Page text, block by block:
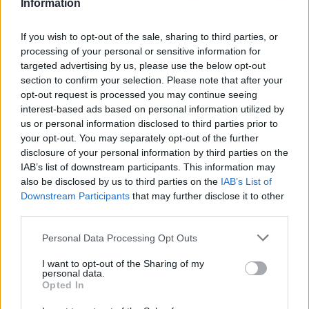
Information
If you wish to opt-out of the sale, sharing to third parties, or
processing of your personal or sensitive information for
targeted advertising by us, please use the below opt-out
section to confirm your selection. Please note that after your
opt-out request is processed you may continue seeing
interest-based ads based on personal information utilized by
us or personal information disclosed to third parties prior to
your opt-out. You may separately opt-out of the further
disclosure of your personal information by third parties on the
IAB’s list of downstream participants. This information may
also be disclosed by us to third parties on the IAB’s List of
Downstream Participants that may further disclose it to other
Please note that this website/app uses one or more Google
not limited to your visit or usage behaviour. You may click to
grant or deny consent to Google and its third-party tags to
use your data for below specified purposes in below Google
Personal Data Processing Opt Outs
I want to opt-out of the Sharing of my
personal data.
Opted In
nessuna di queste partite ma si è reso sempre
disponibile perché sapeva che avevamo assenze
importanti. È stato fondamentale per noi” .
AMA SOTTO INCHIESTA: ORA ANCHE LO SCANDALO
BENZINA
Precedente
Ama sotto
inchiesta: ora
anche lo scandalo
benzina
Successiva
SPAL ROMA
Fonseca: “Zaniolo
e Pellegrini non li
vendiamo”
POTREBBE INTERESSARTI